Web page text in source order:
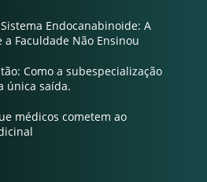
Endocanabinoide: A
Faculdade Não Ensinou
Como a subespecialização
única saída.
médicos cometem ao